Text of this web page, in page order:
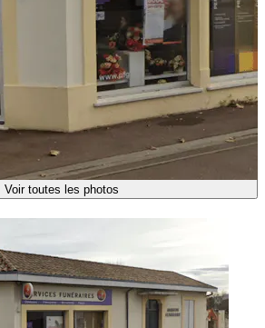
Voir toutes les photos